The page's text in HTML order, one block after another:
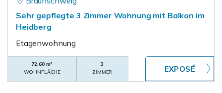
Sehr gepflegte 3 Zimmer Wohnung mit Balkon im
Heidberg
Etagenwohnung
72,60 m²
WOHNFLÄCHE
3
ZIMMER